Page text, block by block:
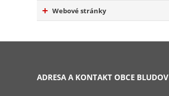
Webové stránky
ADRESA A KONTAKT OBCE BLUDOV